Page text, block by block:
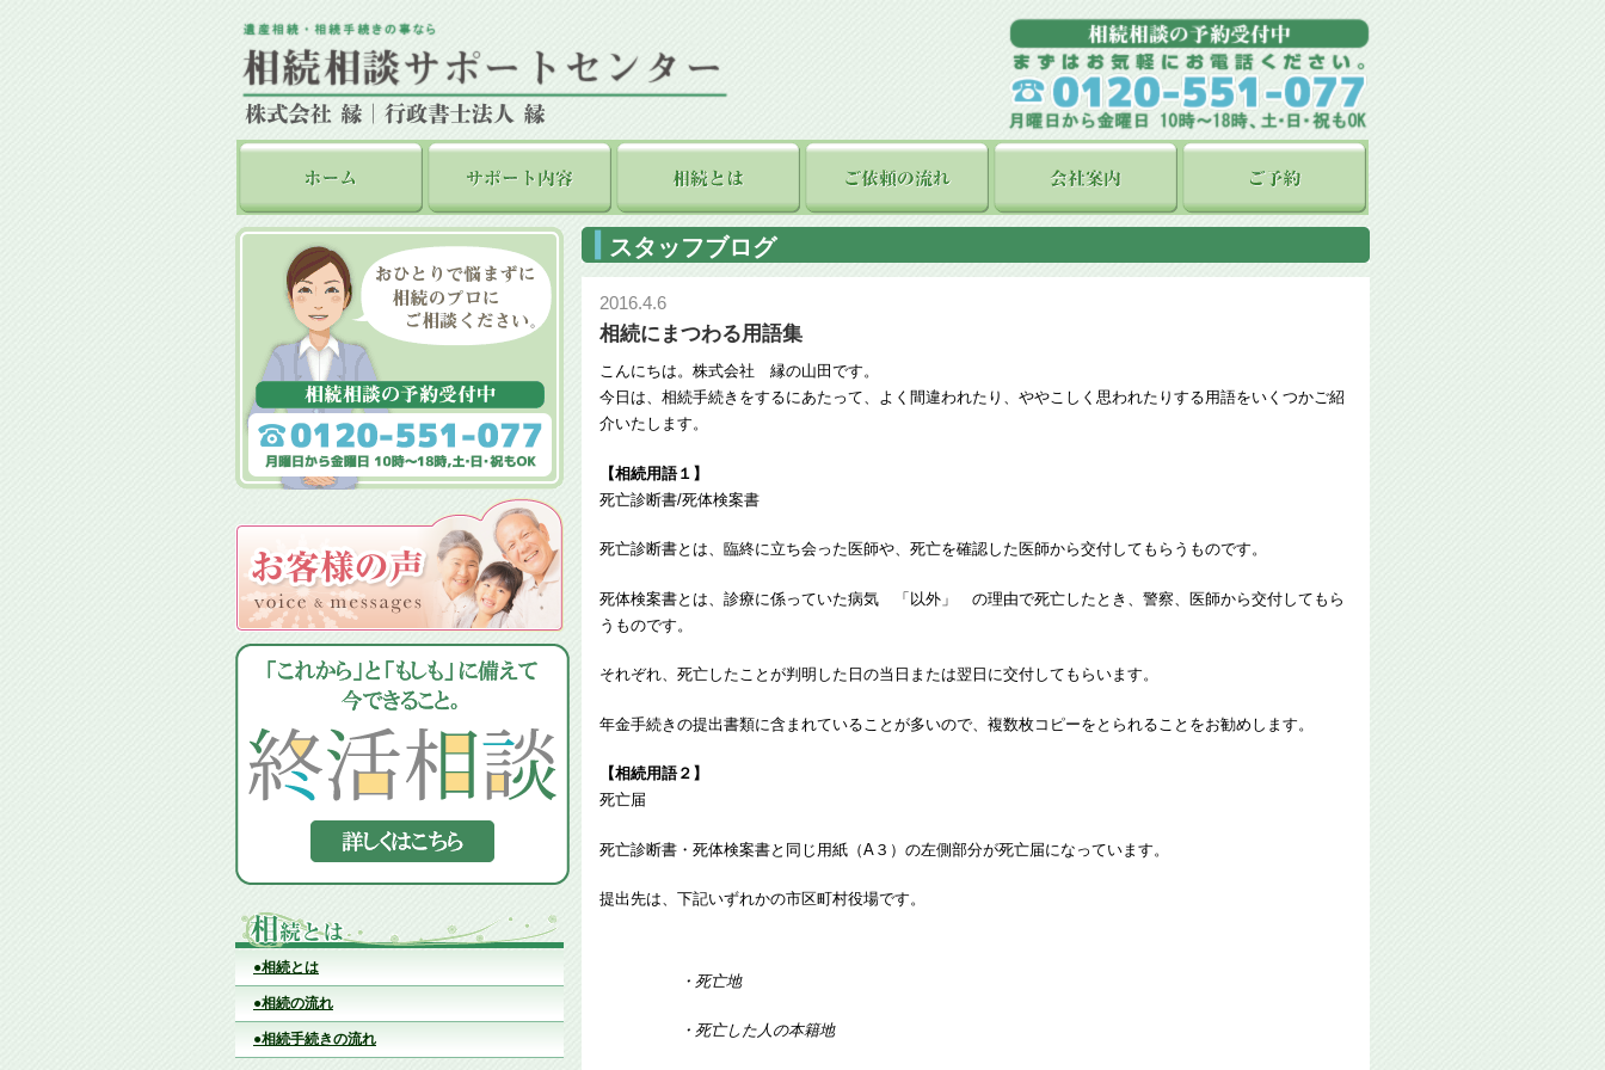
●相続とは
●相続の流れ
●相続手続きの流れ
スタッフブログ
2016.4.6
相続にまつわる用語集
こんにちは。株式会社 縁の山田です。
今日は、相続手続きをするにあたって、よく間違われたり、ややこしく思われたりする用語をいくつかご紹
介いたします。
【相続用語１】
死亡診断書/死体検案書
死亡診断書とは、臨終に立ち会った医師や、死亡を確認した医師から交付してもらうものです。
死体検案書とは、診療に係っていた病気 「以外」 の理由で死亡したとき、警察、医師から交付してもら
うものです。
それぞれ、死亡したことが判明した日の当日または翌日に交付してもらいます。
年金手続きの提出書類に含まれていることが多いので、複数枚コピーをとられることをお勧めします。
【相続用語２】
死亡届
死亡診断書・死体検案書と同じ用紙（A３）の左側部分が死亡届になっています。
提出先は、下記いずれかの市区町村役場です。
・死亡地
・死亡した人の本籍地